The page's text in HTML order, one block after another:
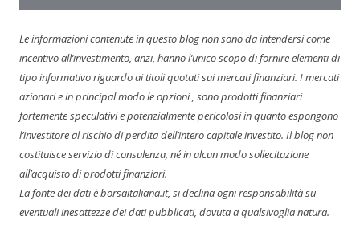
Le informazioni contenute in questo blog non sono da intendersi come
incentivo all’investimento, anzi, hanno l’unico scopo di fornire elementi di
tipo informativo riguardo ai titoli quotati sui mercati finanziari. I mercati
azionari e in principal modo le opzioni , sono prodotti finanziari
fortemente speculativi e potenzialmente pericolosi in quanto espongono
l’investitore al rischio di perdita dell’intero capitale investito. Il blog non
costituisce servizio di consulenza, né in alcun modo sollecitazione
all’acquisto di prodotti finanziari.
La fonte dei dati è borsaitaliana.it, si declina ogni responsabilità su
eventuali inesattezze dei dati pubblicati, dovuta a qualsivoglia natura.